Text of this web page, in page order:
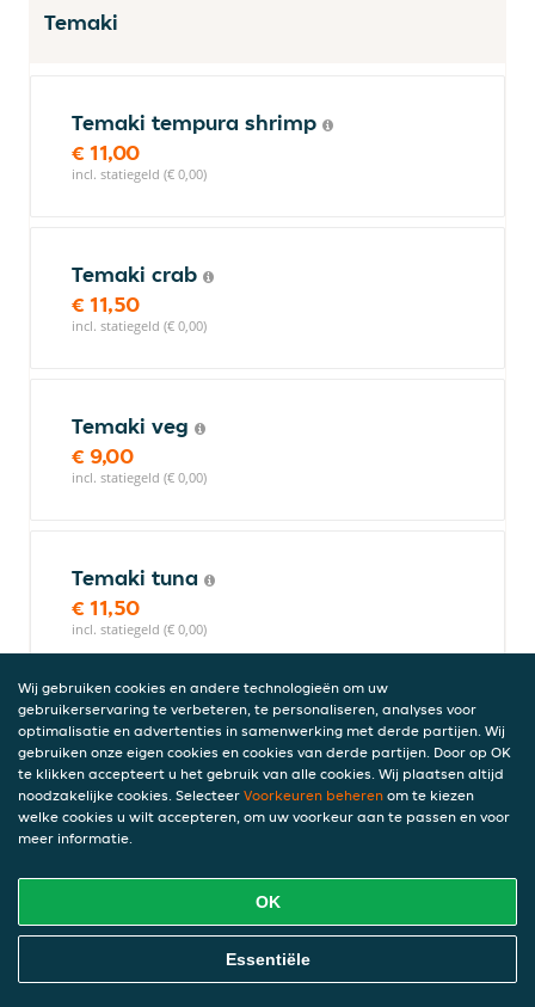
Temaki
Temaki tempura shrimp
€ 11,00
incl. statiegeld (€ 0,00)
Temaki crab
€ 11,50
incl. statiegeld (€ 0,00)
Temaki veg
€ 9,00
incl. statiegeld (€ 0,00)
Temaki tuna
€ 11,50
incl. statiegeld (€ 0,00)
Temaki salmon
€ 11,00
incl. statiegeld (€ 0,00)
Salads
Online Eten Bestellen
Wij gebruiken cookies en andere technologieën om uw
gebruikerservaring te verbeteren, te personaliseren, analyses voor
optimalisatie en advertenties in samenwerking met derde partijen. Wij
gebruiken onze eigen cookies en cookies van derde partijen. Door op OK
te klikken accepteert u het gebruik van alle cookies. Wij plaatsen altijd
noodzakelijke cookies. Selecteer Voorkeuren beheren om te kiezen
welke cookies u wilt accepteren, om uw voorkeur aan te passen en voor
meer informatie.
OK
Essentiële